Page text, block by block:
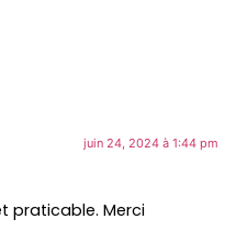
juin 24, 2024 à 1:44 pm
praticable. Merci